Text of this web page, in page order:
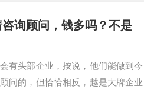
询顾问，钱多吗？不是
有头部企业，按说，他们能做到
问的，但恰恰相反，越是大牌企